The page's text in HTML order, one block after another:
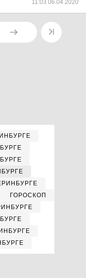
11:03 06.04.2020
ГОРОСКОП